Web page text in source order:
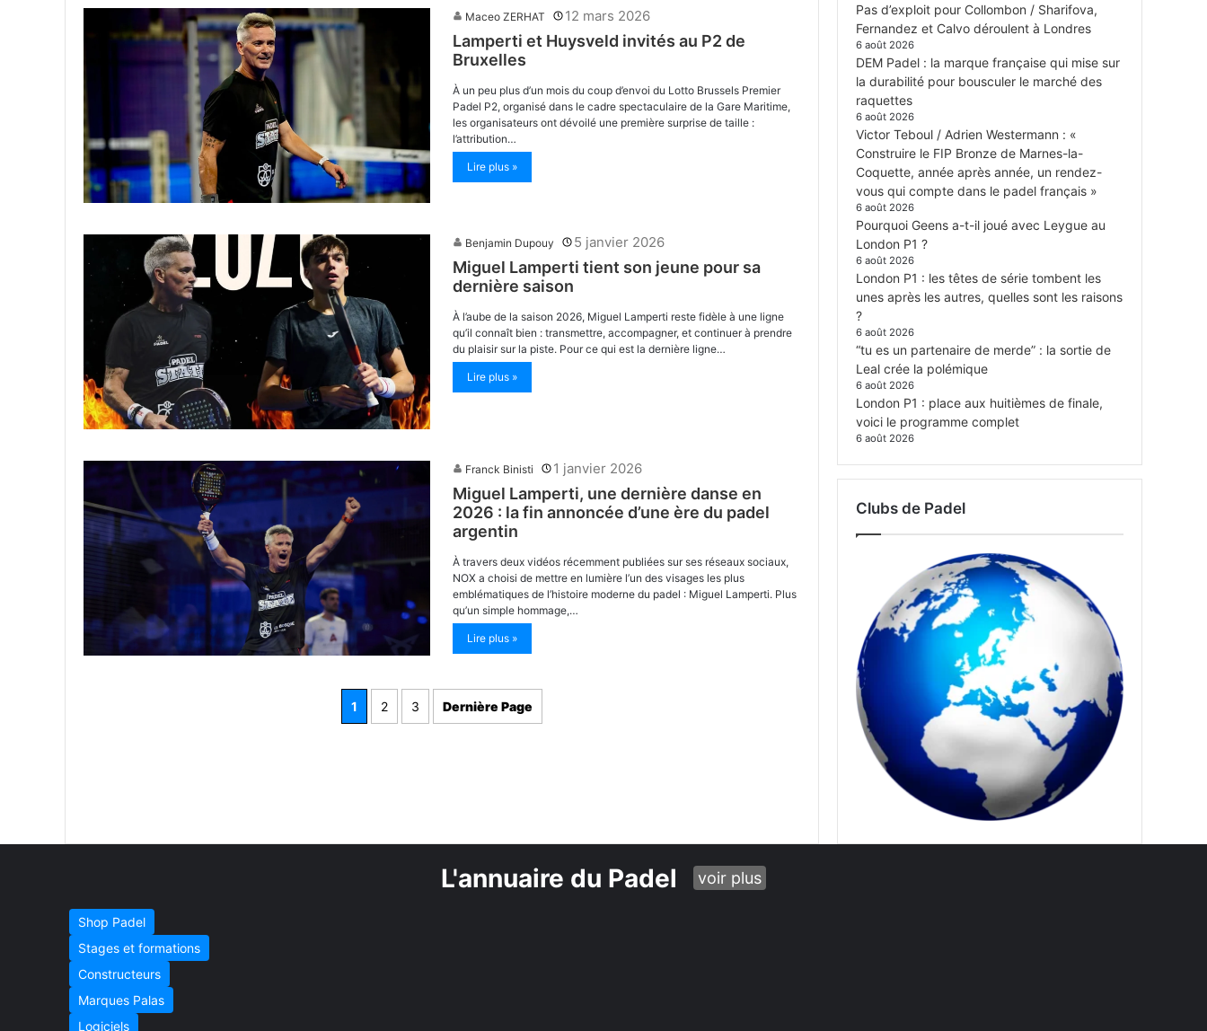
Maceo ZERHAT 12 mars 2026
Lamperti et Huysveld invités au P2 de
Bruxelles
À un peu plus d’un mois du coup d’envoi du Lotto Brussels Premier
Padel P2, organisé dans le cadre spectaculaire de la Gare Maritime,
les organisateurs ont dévoilé une première surprise de taille :
l’attribution…
Lire plus »
Benjamin Dupouy 5 janvier 2026
Miguel Lamperti tient son jeune pour sa
dernière saison
À l’aube de la saison 2026, Miguel Lamperti reste fidèle à une ligne
qu’il connaît bien : transmettre, accompagner, et continuer à prendre
du plaisir sur la piste. Pour ce qui est la dernière ligne…
Lire plus »
Franck Binisti 1 janvier 2026
Miguel Lamperti, une dernière danse en
2026 : la fin annoncée d’une ère du padel
argentin
À travers deux vidéos récemment publiées sur ses réseaux sociaux,
NOX a choisi de mettre en lumière l’un des visages les plus
emblématiques de l’histoire moderne du padel : Miguel Lamperti. Plus
qu’un simple hommage,…
Lire plus »
1 2 3 Dernière Page
Pas d’exploit pour Collombon / Sharifova,
Fernandez et Calvo déroulent à Londres
6 août 2026
DEM Padel : la marque française qui mise sur
la durabilité pour bousculer le marché des
raquettes
6 août 2026
Victor Teboul / Adrien Westermann : «
Construire le FIP Bronze de Marnes-la-
Coquette, année après année, un rendez-
vous qui compte dans le padel français »
6 août 2026
Pourquoi Geens a-t-il joué avec Leygue au
London P1 ?
6 août 2026
London P1 : les têtes de série tombent les
unes après les autres, quelles sont les raisons
?
6 août 2026
“tu es un partenaire de merde” : la sortie de
Leal crée la polémique
6 août 2026
London P1 : place aux huitièmes de finale,
voici le programme complet
6 août 2026
Clubs de Padel
L'annuaire du Padel voir plus
Shop Padel
Stages et formations
Constructeurs
Marques Palas
Logiciels